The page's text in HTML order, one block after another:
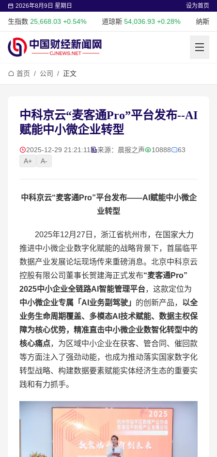
2026年8月9日 星期日 设为首页
数25,668.03 +0.54% 道琼斯54,036.93 +0.28% 纳斯达克
首页 / 公司 / 正文
中科京云“麦客通Pro”平台发布--AI
赋能中小微企业转型
2025-12-29 21:21:11 来源：晨报之声 10888
63
A+
A-
中科京云“麦客通Pro”平台发布——AI 赋能中小微企
业转型
2025年12月27日，浙江省杭州市，在国家大力
推进中小微企业数字化赋能的战略背景下，首届临平
数据产业发展论坛现场传来重磅消息。北京中科京云
控股有限公司董事长贺建海正式发布“麦客通Pro”
2025中小企业全链路AI 智能管理平台，这款定位为
中小微企业专属「 AI 业务副驾驶」 的创新产品， 以全
业务生命周期覆盖、多模态AI 技术赋能、数据主权保
障为核心优势，精准直击中小微企业数智化转型中的
核心痛点，为区域中小企业在获客、管合同、催回款
等方面注入了强劲动能，也成为推动落实国家数字化
转型战略、构建数据要素赋能实体经济生态的重要实
践和有力抓手。